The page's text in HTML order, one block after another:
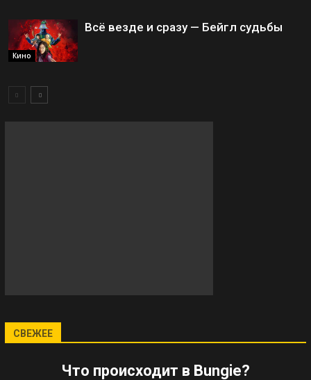
Кино
Всё везде и сразу — Бейгл судьбы
СВЕЖЕЕ
Что происходит в Bungie?